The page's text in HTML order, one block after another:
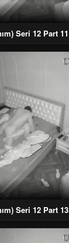
Seri 12 Part 11
Seri 12 Part 13